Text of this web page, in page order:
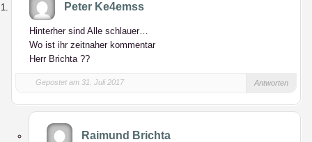
Peter Ke4emss
Hinterher sind Alle schlauer…
Wo ist ihr zeitnaher kommentar
Herr Brichta ??
Gepostet am 31. Juli 2017 Antworten
Raimund Brichta